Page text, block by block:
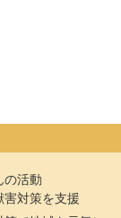
の活動
害対策を支援